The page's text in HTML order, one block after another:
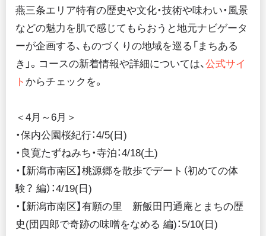
燕三条エリア特有の歴史や文化・技術や味わい・風景
などの魅力を肌で感じてもらおうと地元ナビゲータ
ーが企画する、ものづくりの地域を巡る「まちある
き」。コースの新着情報や詳細については、公式サイ
ト からチェックを。
＜4月～6月＞
・保内公園桜紀行：4/5(日)
・良寛たずねみち・寺泊：4/18(土)
・【新潟市南区】桃源郷を散歩でデート（初めての体
験？ 編）：4/19(日)
・【新潟市南区】有願の里 新飯田円通庵とまちの歴
史(団四郎で奇跡の味噌をなめる 編)：5/10(日)